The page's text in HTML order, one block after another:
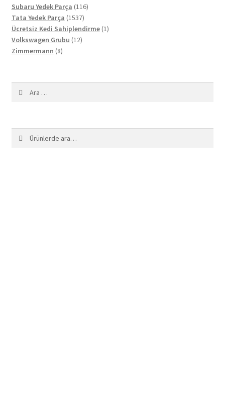
ürün
Subaru Yedek Parça 116116
Tata Yedek Parça 15371537
ürün
Ücretsiz Kedi Sahiplendirme 11
Volkswagen Grubu 1212
Zimmermann 88